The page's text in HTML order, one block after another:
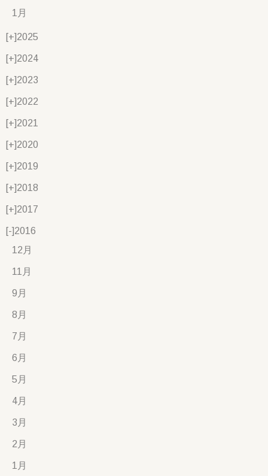
1月
[+]2025
[+]2024
[+]2023
[+]2022
[+]2021
[+]2020
[+]2019
[+]2018
[+]2017
[-]2016
12月
11月
9月
8月
7月
6月
5月
4月
3月
2月
1月